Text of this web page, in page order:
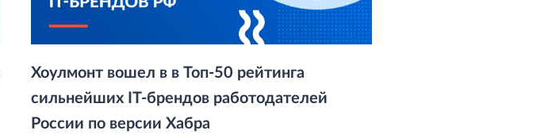
Хоулмонт вошел в в Топ-50 рейтинга
сильнейших IT-брендов работодателей
России по версии Хабра